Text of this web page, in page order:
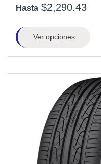
Hasta $2,290.43
Ver opciones